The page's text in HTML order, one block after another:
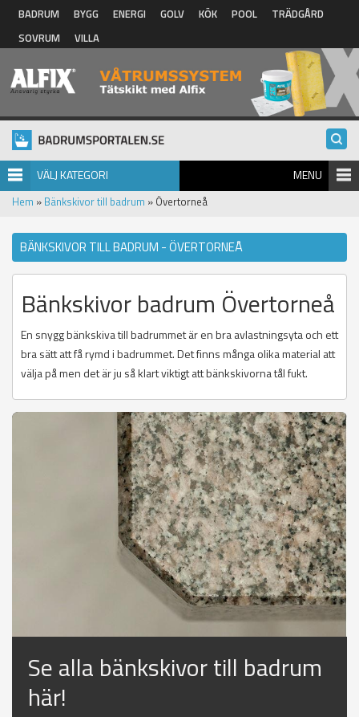
Hoppa till huvudinnehåll
BADRUM BYGG ENERGI GOLV KÖK POOL
TRÄDGÅRD
SOVRUM
VILLA
VÄLJ KATEGORI MENU
Hem » Bänkskivor till badrum » Övertorneå
BÄNKSKIVOR TILL BADRUM - ÖVERTORNEÅ
Bänkskivor badrum Övertorneå
En snygg bänkskiva till badrummet är en bra avlastningsyta och ett
bra sätt att få rymd i badrummet. Det finns många olika material att
välja på men det är ju så klart viktigt att bänkskivorna tål fukt.
Se alla bänkskivor till badrum
här!